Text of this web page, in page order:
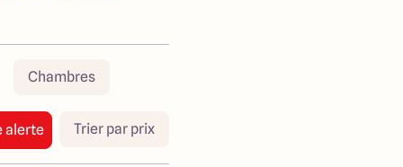
Chambres
alerte Trier par prix